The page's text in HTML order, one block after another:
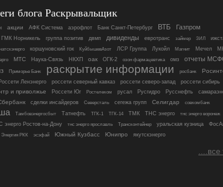
блога Раскрывальщик
акции АФК Система аэрофлот Банк Санкт-Петербург ВТБ Газпром
ГМК Норникель группа позитив двмп дивиденды евротранс займер ЗИЛ
коршуновский гок КуйбышевАзот ЛСР Группа Лукойл Магнит Мечел
МТС Наука-Связь НКХП оак ОГК-2 озон фармацевтика омз отчеты
Приморье Банк раскрытие информации росбанк
Ленэнерго россети северный кавказ россети северо-запад россети сибирь
и приволжье Россети Юг Ростелеком русал Русгидро Русснефть
сделки инсайдеров Северсталь сегежа групп Селигдар совкомбанк
Тамбовэнергосбыт Татнефть ТГК-1 ТГК-14 ТМК ТНС энерго
тнс энерго воронеж
энерго Ростов-на-Дону тнс энерго ярославль Трансконтейнер уральская кузница
Энергия РКК эсэфай Южный Кузбасс Юнипро якутскэнерго
....все